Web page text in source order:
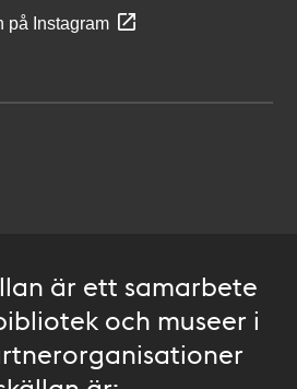
på Instagram
är ett samarbete
och museer i